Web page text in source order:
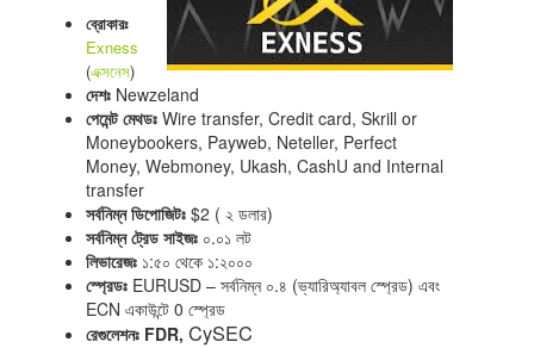
ব্রোকারঃ
Exness
(এক্সনেস)
দেশঃ Newzeland
পেমেন্ট মেথডঃ Wire transfer, Credit card, Skrill or
Moneybookers, Payweb, Neteller, Perfect
Money, Webmoney, Ukash, CashU and Internal
transfer
সর্বনিম্ন ডিপোজিটঃ $2 ( ২ ডলার)
সর্বনিম্ন ট্রেড সাইজঃ ০.০১ লট
লিভারেজঃ ১:৫০ থেকে ১:২০০০
স্প্রেডঃ EURUSD – সর্বনিম্ন ০.৪ (ভ্যারিঅ্যাবল স্প্রেড) এবং
ECN একাউন্টে 0 স্প্রেড
রেগুলেশনঃ FDR,CySEC